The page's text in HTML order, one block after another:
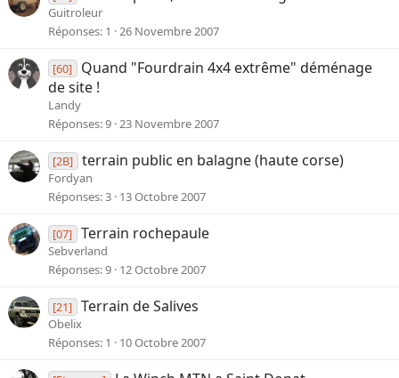
Guitroleur
Réponses 1 26 Novembre 2007
[60]
Quand "Fourdrain 4x4 extrême" déménage
de site !
Landy
Réponses 9 23 Novembre 2007
[2B] terrain public en balagne (haute corse)
Fordyan
Réponses 3 13 Octobre 2007
[07] Terrain rochepaule
Sebverland
Réponses 9 12 Octobre 2007
[21] Terrain de Salives
Obelix
Réponses 1 10 Octobre 2007